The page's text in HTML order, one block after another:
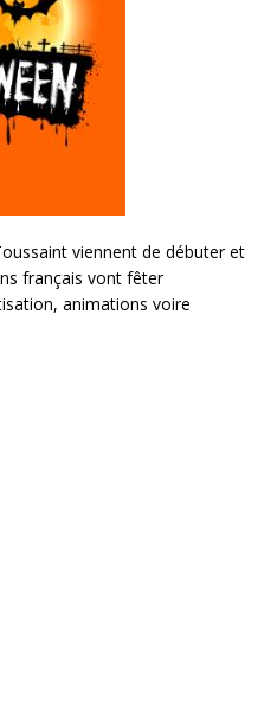
viennent de débuter et
français vont fêter
animations voire